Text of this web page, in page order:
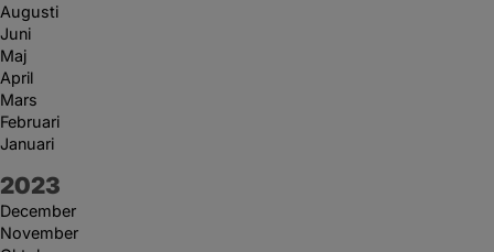
Augusti
Juni
Maj
April
Mars
Februari
Januari
År:
2023
December
November